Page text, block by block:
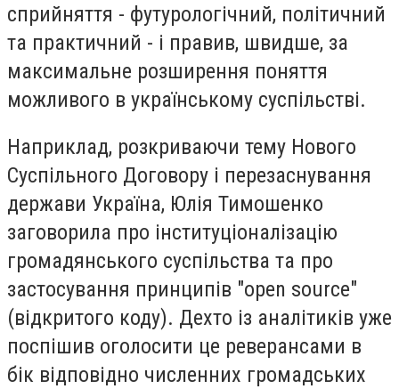
сприйняття - футурологічний, політичний
та практичний - і правив, швидше, за
максимальне розширення поняття
можливого в українському суспільстві.
Наприклад, розкриваючи тему Нового
Суспільного Договору і перезаснування
держави Україна, Юлія Тимошенко
заговорила про інституціоналізацію
громадянського суспільства та про
застосування принципів "open source"
(відкритого коду). Дехто із аналітиків уже
поспішив оголосити це реверансами в
бік відповідно численних громадських